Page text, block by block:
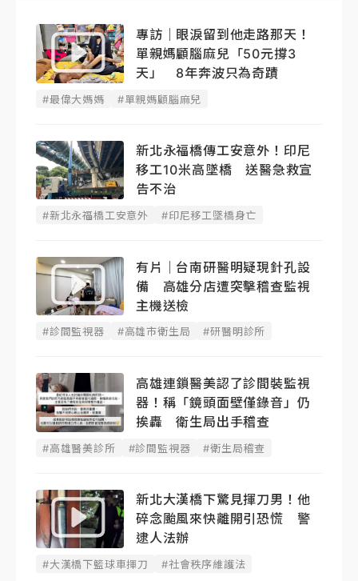
專訪｜眼淚留到他走路那天！
單親媽顧腦麻兒「50元撐3
天」 8年奔波只為奇蹟
#最偉大媽媽 #單親媽顧腦麻兒
新北永福橋傳工安意外！印尼
移工10米高墜橋 送醫急救宣
告不治
#新北永福橋工安意外 #印尼移工墜橋身亡
有片｜台南研醫明疑現針孔設
備 高雄分店遭突擊稽查監視
主機送檢
#診間監視器 #高雄市衛生局 #研醫明診所
高雄連鎖醫美認了診間裝監視
器！稱「鏡頭面壁僅錄音」仍
挨轟 衛生局出手稽查
#高雄醫美診所 #診間監視器 #衛生局稽查
新北大漢橋下驚見揮刀男！他
碎念颱風來快離開引恐慌 警
逮人法辦
#大漢橋下籃球車揮刀 #社會秩序維護法